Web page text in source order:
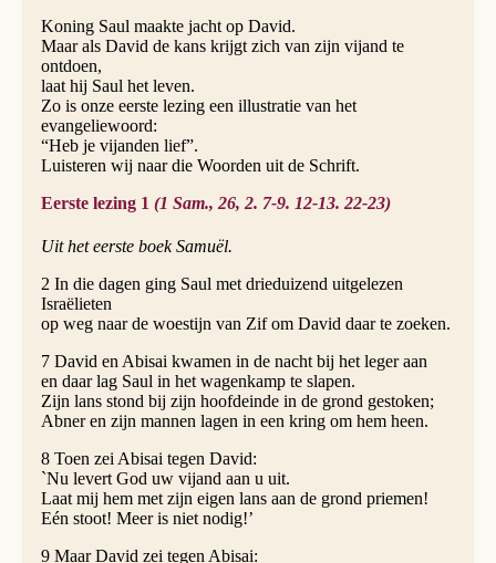
Koning Saul maakte jacht op David.
Maar als David de kans krijgt zich van zijn vijand te
ontdoen,
laat hij Saul het leven.
Zo is onze eerste lezing een illustratie van het
evangeliewoord:
“Heb je vijanden lief”.
Luisteren wij naar die Woorden uit de Schrift.
Eerste lezing 1 (1 Sam., 26, 2. 7-9. 12-13. 22-23)
Uit het eerste boek Samuël.
2 In die dagen ging Saul met drieduizend uitgelezen
Israëlieten
op weg naar de woestijn van Zif om David daar te zoeken.
7 David en Abisai kwamen in de nacht bij het leger aan
en daar lag Saul in het wagenkamp te slapen.
Zijn lans stond bij zijn hoofdeinde in de grond gestoken;
Abner en zijn mannen lagen in een kring om hem heen.
8 Toen zei Abisai tegen David:
`Nu levert God uw vijand aan u uit.
Laat mij hem met zijn eigen lans aan de grond priemen!
Eén stoot! Meer is niet nodig!’
9 Maar David zei tegen Abisai: